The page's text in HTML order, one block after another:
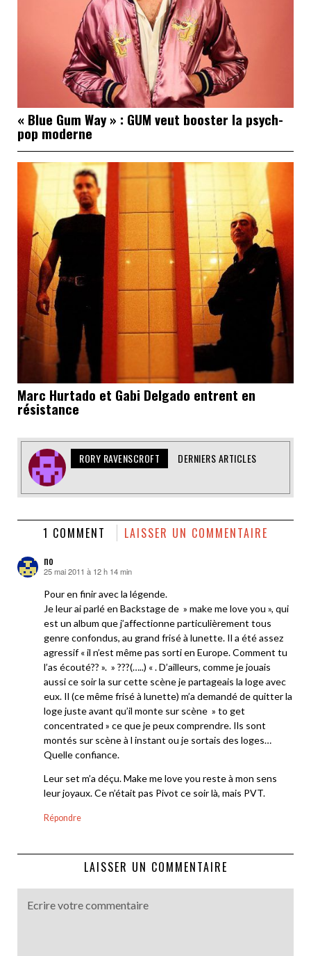
« Blue Gum Way » : GUM veut booster la psych-
pop moderne
Marc Hurtado et Gabi Delgado entrent en
résistance
RORY RAVENSCROFT DERNIERS ARTICLES
1 COMMENT LAISSER UN COMMENTAIRE
no
dit :
25 mai 2011 à 12 h 14 min
Pour en finir avec la légende.
Je leur ai parlé en Backstage de » make me love you », qui
est un album que j’affectionne particulièrement tous
genre confondus, au grand frisé à lunette. Il a été assez
agressif « il n’est même pas sorti en Europe. Comment tu
l’as écouté?? ». » ???(…..) « . D’ailleurs, comme je jouais
aussi ce soir la sur cette scène je partageais la loge avec
eux. Il (ce même frisé à lunette) m’a demandé de quitter la
loge juste avant qu’il monte sur scène » to get
concentrated » ce que je peux comprendre. Ils sont
montés sur scène à l instant ou je sortais des loges…
Quelle confiance.
Leur set m’a déçu. Make me love you reste à mon sens
leur joyaux. Ce n’était pas Pivot ce soir là, mais PVT.
Répondre
LAISSER UN COMMENTAIRE